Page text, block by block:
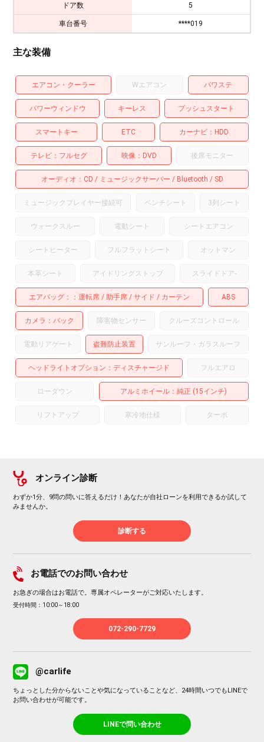
ドア数 5
車台番号 ****019
主な装備
エアコン・クーラー Wエアコン パワステ
パワーウィンドウ キーレス プッシュスタート
スマートキー ETC カーナビ HDD
テレビ フルセグ 映像 DVD 後席モニター
オーディオ CD ミュージックサーバー Bluetooth SD
ミュージックプレイヤー接続可 ベンチシート 3列シート
ウォークスルー 電動シート シートエアコン
シートヒーター フルフラットシート オットマン
本革シート アイドリングストップ スライドドア-
エアバッグ： 運転席 助手席 サイド カーテン ABS
カメラ バック 障害物センサー クルーズコントロール
電動リアゲート 盗難防止装置 サンルーフ・ガラスルーフ
ヘッドライトオプション ディスチャージド フルエアロ
ローダウン アルミホイール ：純正 (15インチ)
リフトアップ 寒冷地仕様 ターボ
オンライン診断
わずか1分、9問の問いに答えるだけ！あなたが自社ローンを利用できるか試して
みませんか。
診断する
お電話でのお問い合わせ
お急ぎの場合はお電話で。専属オペレーターがご対応いたします。
受付時間：10:00～18:00
072-290-7729
@carlife
ちょっとした分からないことや気になっていることなど、24時間いつでもLINEで
お問い合わせが可能です。
LINEで問い合わせ